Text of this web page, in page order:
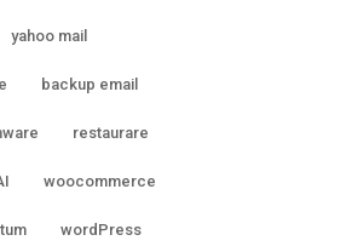
yahoo mail
backup email
restaurare
woocommerce
wordPress